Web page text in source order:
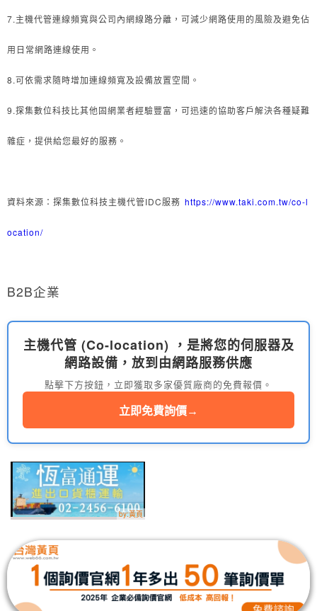
7.主機代管連線頻寬與公司內網線路分離，可減少網路使用的風險及避免佔
用日常網路連線使用。
8.可依需求隨時增加連線頻寬及設備放置空間。
9.探集數位科技比其他固網業者經驗豐富，可迅速的協助客戶解決各種疑難
雜症，提供給您最好的服務。
資料來源：探集數位科技主機代管IDC服務 https://www.taki.com.tw/co-l
ocation/
B2B企業
主機代管 (Co-location) ，是將您的伺服器及
網路設備，放到由網路服務供應
點擊下方按鈕，立即獲取多家優質廠商的免費報價。
立即免費詢價→